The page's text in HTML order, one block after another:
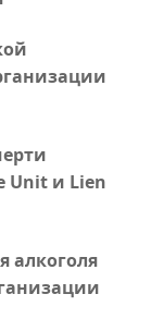
Unit и Lien
алкоголя